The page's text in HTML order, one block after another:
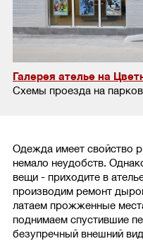
Галерея ателье на
Схемы проезда на
Одежда имеет свойство
немало неудобств.
вещи - приходите в
производим ремонт
латаем прожженные
поднимаем спустившие
безупречный внешний